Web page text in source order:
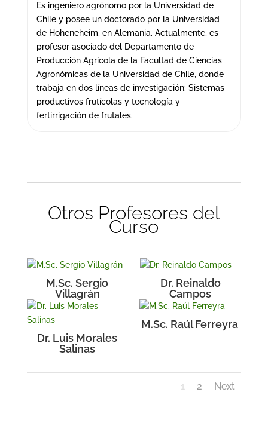
Es ingeniero agrónomo por la Universidad de
Chile y posee un doctorado por la Universidad
de Hoheneheim, en Alemania. Actualmente, es
profesor asociado del Departamento de
Producción Agrícola de la Facultad de Ciencias
Agronómicas de la Universidad de Chile, donde
trabaja en dos líneas de investigación: Sistemas
productivos frutícolas y tecnología y
fertirrigación de frutales.
Otros Profesores del
Curso
M.Sc. Sergio
Villagrán
Dr. Reinaldo
Campos
Dr. Luis Morales
Salinas
M.Sc. Raúl Ferreyra
1 2 Next